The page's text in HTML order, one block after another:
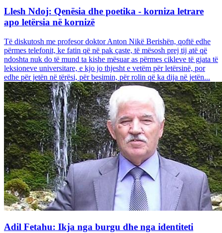
Llesh Ndoj: Qenësia dhe poetika - korniza letrare
apo letërsia në kornizë
Të diskutosh me profesor doktor Anton Nikë Berishën, qoftë edhe
përmes telefonit, ke fatin që në pak çaste, të mësosh prej tij atë që
ndoshta nuk do të mund ta kishe mësuar as përmes cikleve të gjata të
leksioneve universitare, e kjo jo thjesht e vetëm për letërsinë, por
edhe për jetën në tërësi, për besimin, për rolin që ka dija në jetën...
Adil Fetahu: Ikja nga burgu dhe nga identiteti